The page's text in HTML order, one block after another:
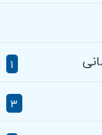
۱
۳